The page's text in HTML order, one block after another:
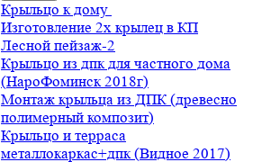
Крыльцо к дому
Изготовление 2х крылец в КП
Лесной пейзаж-2
Крыльцо из дпк для частного дома
(НароФоминск 2018г)
Монтаж крыльца из ДПК (древесно
полимерный композит)
Крыльцо и терраса
металлокаркас+дпк (Видное 2017)